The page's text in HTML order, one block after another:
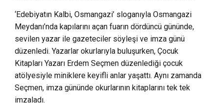
‘Edebiyatın Kalbi, Osmangazi’ sloganıyla Osmangazi
Meydanı’nda kapılarını açan fuarın dördüncü gününde,
sevilen yazar ile gazeteciler söyleşi ve imza günü
düzenledi. Yazarlar okurlarıyla buluşurken, Çocuk
Kitapları Yazarı Erdem Seçmen düzenlediği çocuk
atölyesiyle miniklere keyifli anlar yaşattı. Aynı zamanda
Seçmen, imza gününde okurlarının kitaplarını tek tek
imzaladı.